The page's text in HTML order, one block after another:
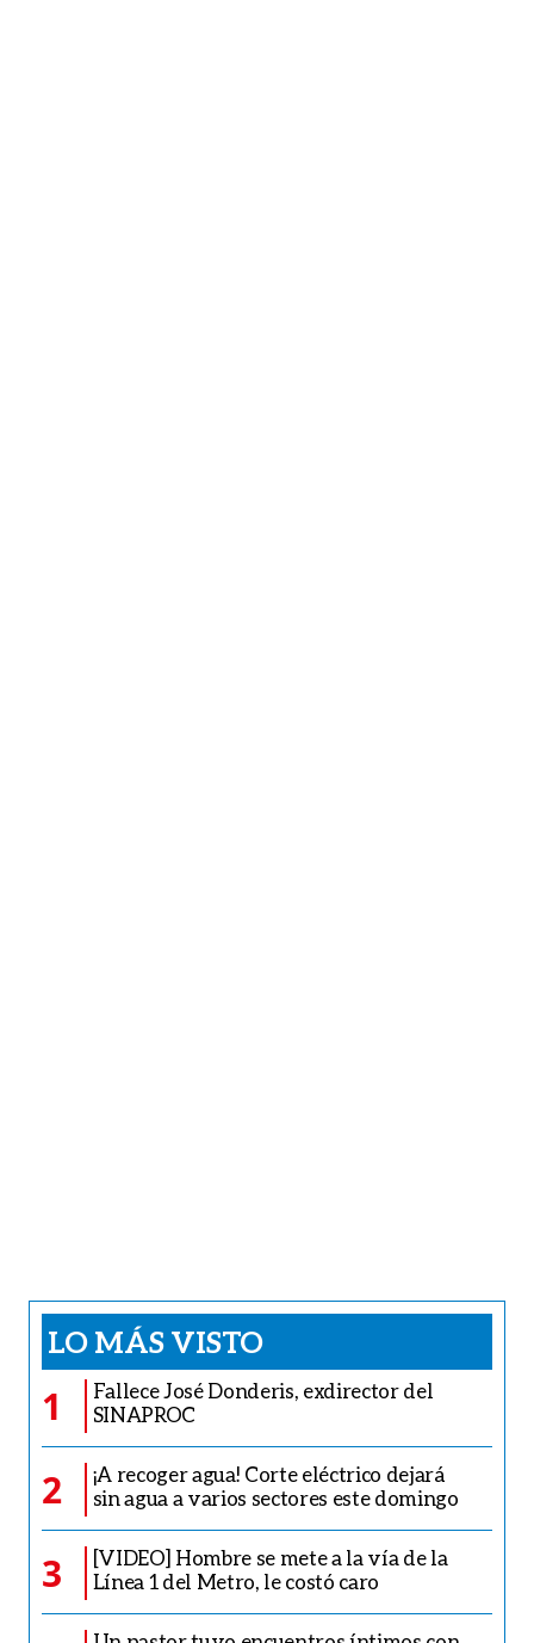
LO MÁS VISTO
1
Fallece José Donderis, exdirector del
SINAPROC
2
¡A recoger agua! Corte eléctrico dejará
sin agua a varios sectores este domingo
3
[VIDEO] Hombre se mete a la vía de la
Línea 1 del Metro, le costó caro